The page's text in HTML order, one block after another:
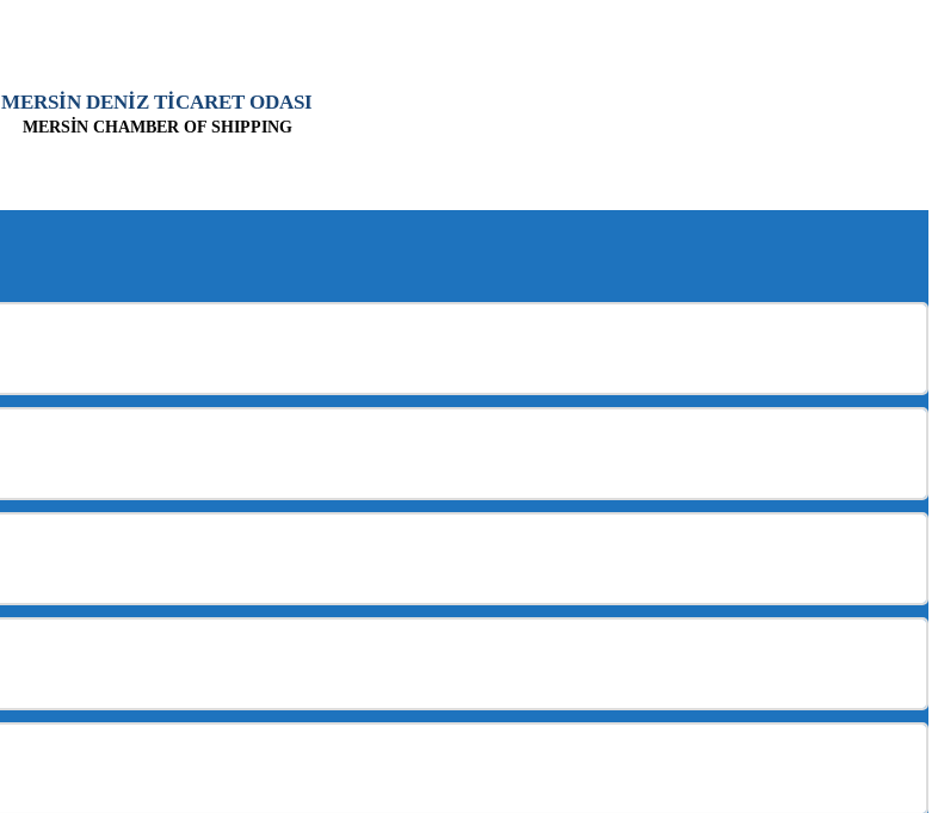
MERSİN DENİZ TİCARET ODASI
MERSİN CHAMBER OF SHIPPING